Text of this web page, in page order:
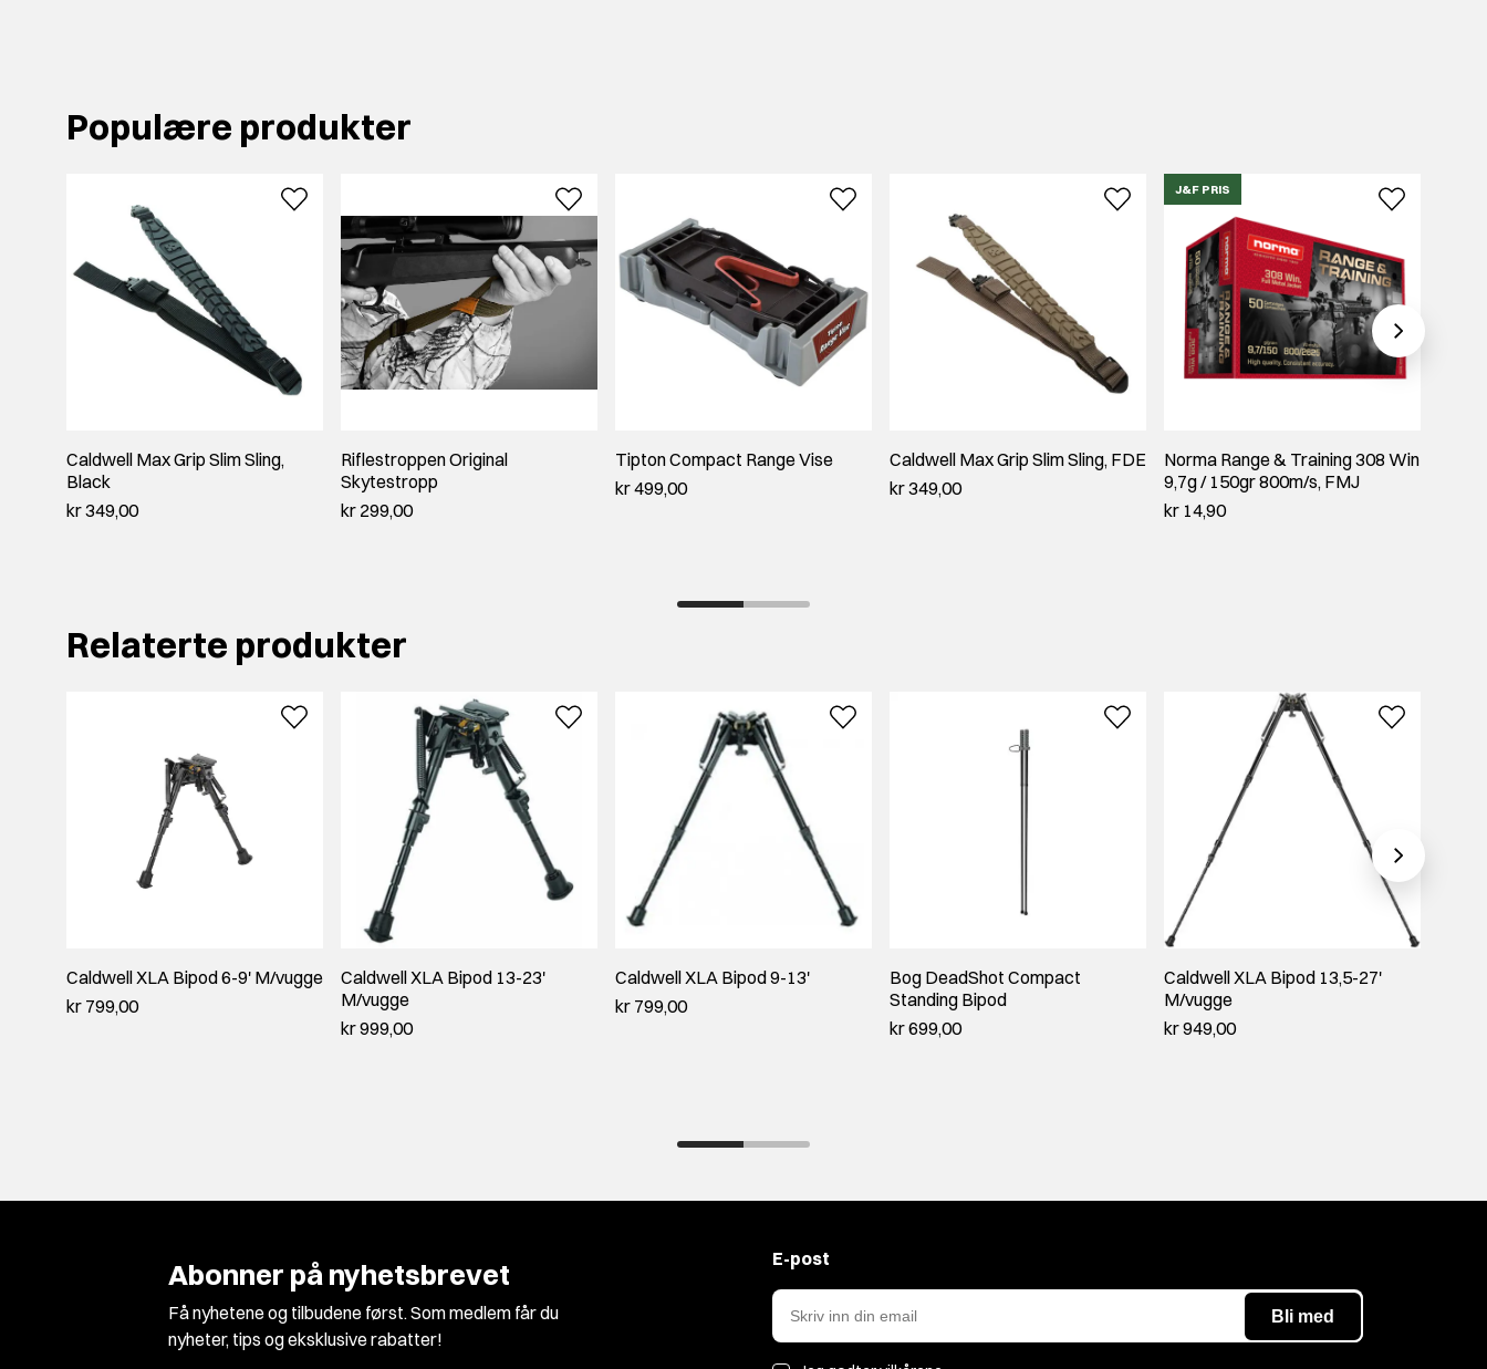
Populære produkter
Caldwell Max Grip Slim Sling,
Black
kr 349,00
Riflestroppen Original
Skytestropp
kr 299,00
Tipton Compact Range Vise
kr 499,00
Caldwell Max Grip Slim Sling, FDE
kr 349,00
J&F PRIS
Norma Range & Training 308 Win
9,7g / 150gr 800m/s, FMJ
kr 14,90
Relaterte produkter
Caldwell XLA Bipod 6-9' M/vugge
kr 799,00
Caldwell XLA Bipod 13-23'
M/vugge
kr 999,00
Caldwell XLA Bipod 9-13'
kr 799,00
Bog DeadShot Compact
Standing Bipod
kr 699,00
Caldwell XLA Bipod 13,5-27'
M/vugge
kr 949,00
Abonner på nyhetsbrevet
Få nyhetene og tilbudene først. Som medlem får du
nyheter, tips og eksklusive rabatter!
E-post